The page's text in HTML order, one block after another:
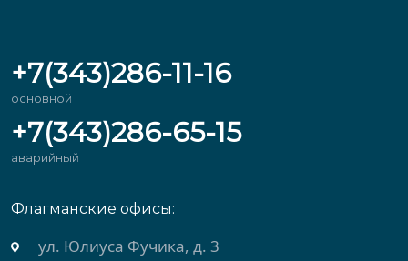
+7(343)286-11-16
основной
+7(343)286-65-15
аварийный
Флагманские офисы:
ул. Михеева, д. 2